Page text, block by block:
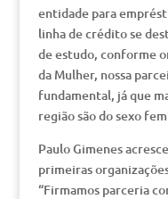
entidade para
linha de crédito se
de estudo, conforme
da Mulher, nossa
fundamental, já que
região são do sexo
Paulo Gimenes
primeiras
“Firmamos parceria